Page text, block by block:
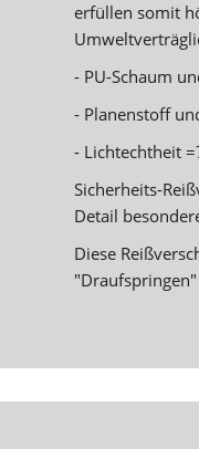
erfüllen somit
- PU-Schaum
- Planenstoff
- Lichtechtheit
Sicherheits-
Detail
Diese